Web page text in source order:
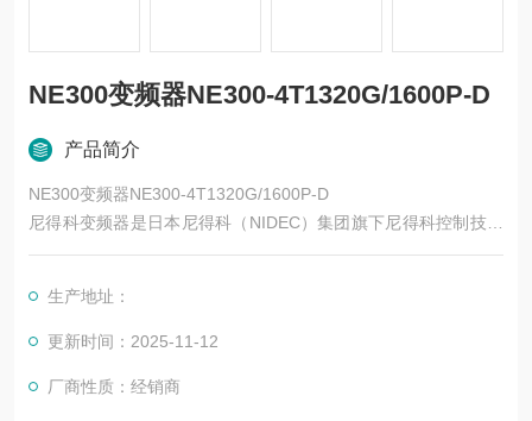
NE300变频器NE300-4T1320G/1600P-D
产品简介
NE300变频器NE300-4T1320G/1600P-D
尼得科变频器是日本尼得科（NIDEC）集团旗下尼得科控制技术
（Control Techniques，简称尼得科 CT）的核心产品系列，专注
涵盖低压交流变频、中压交流变频、运动控制、直流驱动等类
别，广泛应用于电梯、起重、机床、纺织、印刷、物流、化工等
生产地址：
更新时间：2025-11-12
厂商性质：经销商